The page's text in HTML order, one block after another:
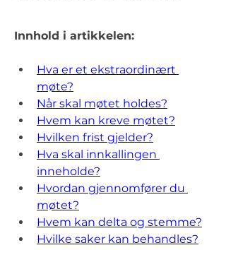
Innhold i artikkelen:
Hva er et ekstraordinært
møte?
Når skal møtet holdes?
Hvem kan kreve møtet?
Hvilken frist gjelder?
Hva skal innkallingen
inneholde?
Hvordan gjennomfører du
møtet?
Hvem kan delta og stemme?
Hvilke saker kan behandles?